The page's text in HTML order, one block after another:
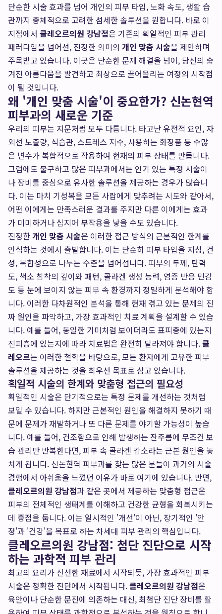
단순한 시술 효과를 넘어 개인의 피부 타입, 노화 속도, 생활 습
관까지 총체적으로 고려한 섬세한 솔루션을 원합니다. 바로 이
지점에서 클레오르의원 강남점은 기존의 획일적인 피부 관리
패러다임을 넘어선, 진정한 의미의 개인 맞춤 시술을 제안하며
주목받고 있습니다. 이곳은 단순한 문제 해결을 넘어, 당신의 숨
겨진 아름다움을 발견하고 최상으로 끌어올리는 여정의 시작점
이 될 것입니다.
왜 '개인 맞춤 시술'이 중요한가? 신논현역
피부과의 새로운 기준
우리의 피부는 지문처럼 모두 다릅니다. 타고난 유전적 요인, 자
외선 노출량, 식습관, 스트레스 지수, 사용하는 화장품 등 수많
은 변수가 복합적으로 작용하여 현재의 피부 상태를 만듭니다.
그럼에도 불구하고 많은 피부과에서는 인기 있는 특정 시술이
나 장비를 중심으로 유사한 솔루션을 제공하는 경우가 많습니
다. 이는 마치 기성복을 모든 사람에게 맞추려는 시도와 같아서,
어떤 이에게는 만족스러운 결과를 주지만 다른 이에게는 효과
가 미미하거나 심지어 부작용을 낳을 수도 있습니다.
진정한개인 맞춤 시술은 이러한 접근 방식의 근본적인 한계를
인식하는 것에서 출발합니다. 이는 단순히 피부 타입을 지성, 건
성, 복합성으로 나누는 수준을 넘어섭니다. 피부의 두께, 탄력
도, 색소 침착의 깊이와 패턴, 콜라겐 생성 능력, 염증 반응 민감
도 등 눈에 보이지 않는 피부 속 환경까지 정밀하게 분석해야 합
니다. 이러한 다차원적인 분석을 통해 현재 겪고 있는 문제의 진
짜 원인을 파악하고, 가장 효과적인 치료 계획을 설계할 수 있습
니다. 예를 들어, 동일한 기미처럼 보이더라도 표피층에 있는지
진피층에 있는지에 따라 치료법은 완전히 달라져야 합니다.클
레오르는 이러한 철학을 바탕으로, 모든 환자에게 고유한 피부
솔루션을 제공하는 것을 최우선 목표로 삼고 있습니다.
획일적 시술의 한계와 맞춤형 접근의 필요성
획일적인 시술은 단기적으로는 특정 문제를 개선하는 것처럼
보일 수 있습니다. 하지만 근본적인 원인을 해결하지 못하기 때
문에 문제가 재발하거나 또 다른 문제를 야기할 가능성이 높습
니다. 예를 들어, 건조함으로 인해 발생하는 잔주름에 무조건 보
습 관리만 반복한다면, 피부 속 콜라겐 감소라는 근본 원인을 놓
치게 됩니다. 신논현역 피부과를 찾는 많은 분들이 과거의 시술
경험에서 아쉬움을 느꼈던 이유가 바로 여기에 있습니다. 반면,
클레오르의원 강남점과 같은 곳에서 제공하는 맞춤형 접근은
피부의 전체적인 생태계를 이해하고 건강한 균형을 회복시키는
데 중점을 둡니다. 이는 일시적인 '개선'이 아닌, 장기적인 '안
정'과 '건강'을 목표로 하는 차세대 피부 관리의 핵심입니다.
클레오르의원 강남점: 첨단 진단으로 시작
하는 과학적 피부 관리
최고의 요리가 신선한 재료에서 시작되듯, 가장 효과적인 피부
시술은 정확한 진단에서 시작됩니다.클레오르의원 강남점은
육안이나 단순한 문진에 의존하는 대신, 최첨단 진단 장비를 활